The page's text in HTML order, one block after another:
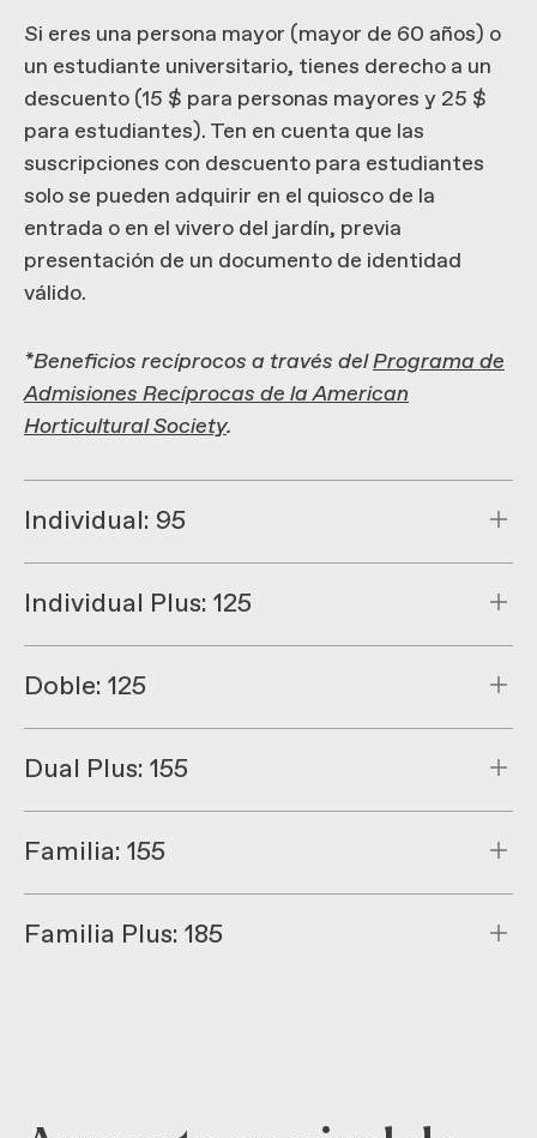
Si eres una persona mayor (mayor de 60 años) o
un estudiante universitario, tienes derecho a un
descuento (15 $ para personas mayores y 25 $
para estudiantes). Ten en cuenta que las
suscripciones con descuento para estudiantes
solo se pueden adquirir en el quiosco de la
entrada o en el vivero del jardín, previa
presentación de un documento de identidad
válido.
*Beneficios recíprocos a través delPrograma de
Admisiones Recíprocas de la American
Horticultural Society.
Individual: 95
Individual Plus: 125
Doble: 125
Dual Plus: 155
Familia: 155
Familia Plus: 185